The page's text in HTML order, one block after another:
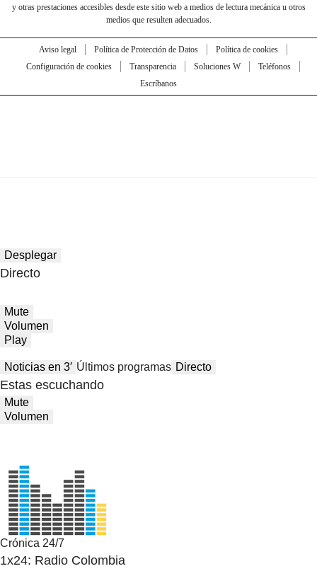
y otras prestaciones accesibles desde este sitio web a medios de lectura mecánica u otros
medios que resulten adecuados.
Aviso legal Política de Protección de Datos
Política de cookies
Configuración de cookies
Transparencia Soluciones W
Teléfonos
Escríbanos
Desplegar
Directo
Mute
Volumen
Play
Noticias en 3′ Últimos programas Directo
Estas escuchando
Mute
Volumen
Crónica 24/7
1x24: Radio Colombia